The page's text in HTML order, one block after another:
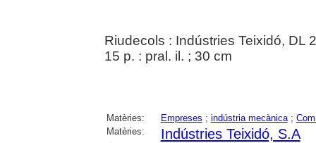
Riudecols : Indústries Teixidó, DL
15 p. : pral. il. ; 30 cm
Matèries: Empreses ; indústria mecànica;
Matèries:
Indústries Teixidó, S.A